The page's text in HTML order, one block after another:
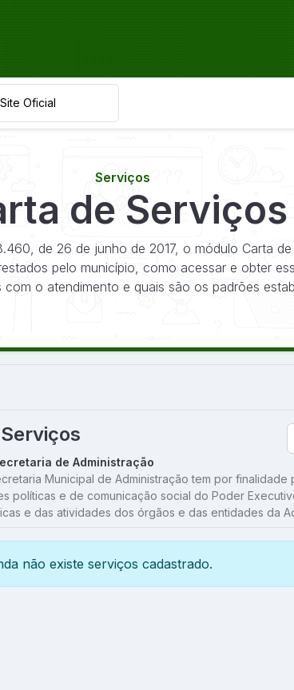
Site Oficial
Serviços
de Serviços
de 26 de junho de 2017, o módulo Carta
pelo município, como acessar e obter
com o atendimento e quais são os padrões
Serviços
de Administração
Municipal de Administração tem por
políticas e de comunicação social do Poder
e das atividades dos órgãos e das entidades da
não existe serviços cadastrado.